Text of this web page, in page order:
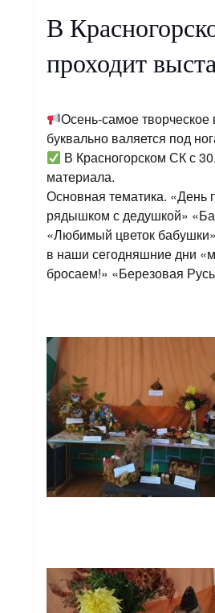
В
проходит
Осень-самое творческое
буквально валяется под
В Красногорском СК с
материала.
Основная тематика. «День
рядышком с дедушкой»
«Любимый цветок
в наши сегодняшние дни
бросаем!» «Березовая